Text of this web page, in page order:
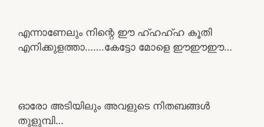
എന്നാണേലും നിന്റെ ഈ ഹ്ഹഹ്ഹ കൂതി
എനിക്കുളത്താ…….കേട്ടോ മോളെ ഈഈഈ…
ഓരോ അടിയിലും അവളുടെ നിതബങ്ങൾ
തുളുമ്പി…